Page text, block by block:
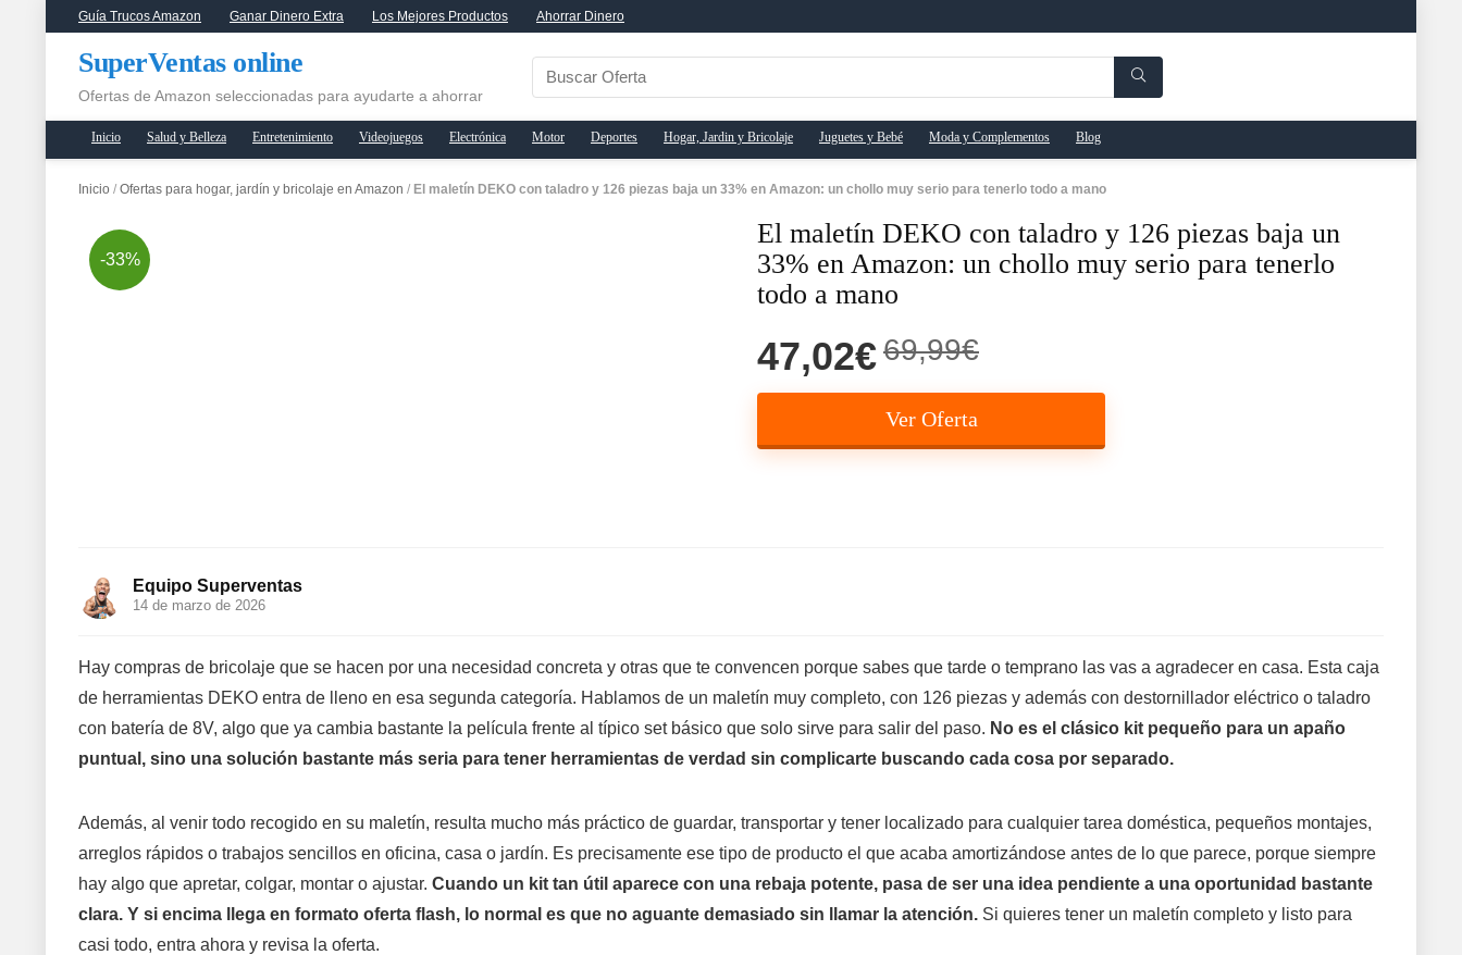
Guía Trucos Amazon Ganar Dinero Extra Los Mejores Productos Ahorrar Dinero
SuperVentas online
Ofertas de Amazon seleccionadas para ayudarte a ahorrar
Inicio Salud y Belleza Entretenimiento Videojuegos Electrónica Motor Deportes Hogar, Jardin y Bricolaje Juguetes y Bebé Moda y Complementos Blog
Inicio / Ofertas para hogar, jardín y bricolaje en Amazon / El maletín DEKO con taladro y 126 piezas baja un 33% en Amazon: un chollo muy serio para tenerlo todo a mano
-33%
El maletín DEKO con taladro y 126 piezas baja un
33% en Amazon: un chollo muy serio para tenerlo
todo a mano
47,02€69,99€
Ver Oferta
Equipo Superventas
14 de marzo de 2026
Hay compras de bricolaje que se hacen por una necesidad concreta y otras que te convencen porque sabes que tarde o temprano las vas a agradecer en casa. Esta caja
de herramientas DEKO entra de lleno en esa segunda categoría. Hablamos de un maletín muy completo, con 126 piezas y además con destornillador eléctrico o taladro
con batería de 8V, algo que ya cambia bastante la película frente al típico set básico que solo sirve para salir del paso. No es el clásico kit pequeño para un apaño
puntual, sino una solución bastante más seria para tener herramientas de verdad sin complicarte buscando cada cosa por separado.
Además, al venir todo recogido en su maletín, resulta mucho más práctico de guardar, transportar y tener localizado para cualquier tarea doméstica, pequeños montajes,
arreglos rápidos o trabajos sencillos en oficina, casa o jardín. Es precisamente ese tipo de producto el que acaba amortizándose antes de lo que parece, porque siempre
hay algo que apretar, colgar, montar o ajustar. Cuando un kit tan útil aparece con una rebaja potente, pasa de ser una idea pendiente a una oportunidad bastante
clara. Y si encima llega en formato oferta flash, lo normal es que no aguante demasiado sin llamar la atención. Si quieres tener un maletín completo y listo para
casi todo, entra ahora y revisa la oferta.